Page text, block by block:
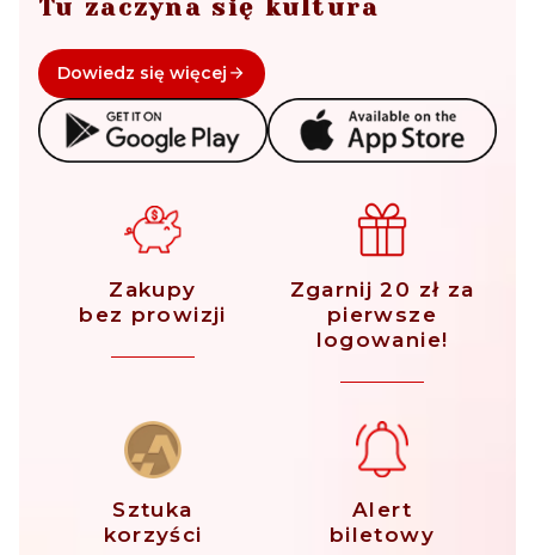
Tu zaczyna się kultura
Dowiedz się więcej
Zakupy
bez prowizji
Zgarnij 20 zł za
pierwsze
logowanie!
Sztuka
korzyści
Alert
biletowy